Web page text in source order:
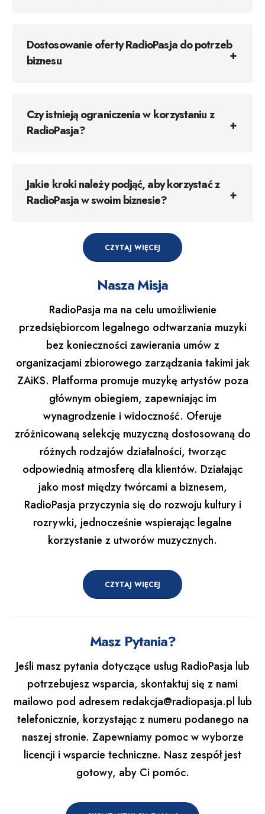
Dostosowanie oferty RadioPasja do potrzeb
biznesu
Czy istnieją ograniczenia w korzystaniu z
RadioPasja?
Jakie kroki należy podjąć, aby korzystać z
RadioPasja w swoim biznesie?
CZYTAJ WIĘCEJ
Nasza Misja
RadioPasja ma na celu umożliwienie
przedsiębiorcom legalnego odtwarzania muzyki
bez konieczności zawierania umów z
organizacjami zbiorowego zarządzania takimi jak
ZAiKS. Platforma promuje muzykę artystów poza
głównym obiegiem, zapewniając im
wynagrodzenie i widoczność. Oferuje
zróżnicowaną selekcję muzyczną dostosowaną do
różnych rodzajów działalności, tworząc
odpowiednią atmosferę dla klientów. Działając
jako most między twórcami a biznesem,
RadioPasja przyczynia się do rozwoju kultury i
rozrywki, jednocześnie wspierając legalne
korzystanie z utworów muzycznych.
CZYTAJ WIĘCEJ
Masz Pytania?
Jeśli masz pytania dotyczące usług RadioPasja lub
potrzebujesz wsparcia, skontaktuj się z nami
mailowo pod adresem redakcja@radiopasja.pl lub
telefonicznie, korzystając z numeru podanego na
naszej stronie. Zapewniamy pomoc w wyborze
licencji i wsparcie techniczne. Nasz zespół jest
gotowy, aby Ci pomóc.